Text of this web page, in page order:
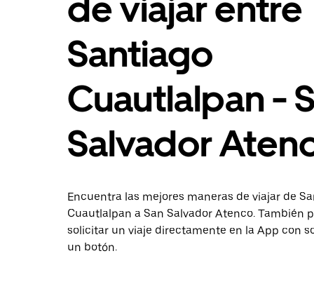
Santiago
Cuautlalpan -
Salvador
Encuentra las mejores maneras de viajar de
Cuautlalpan a San Salvador Atenco. También
solicitar un viaje directamente en la App con
un botón.